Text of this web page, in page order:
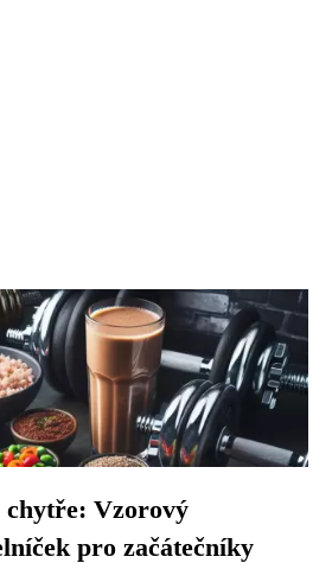
chytře: Vzorový
pro začátečníky